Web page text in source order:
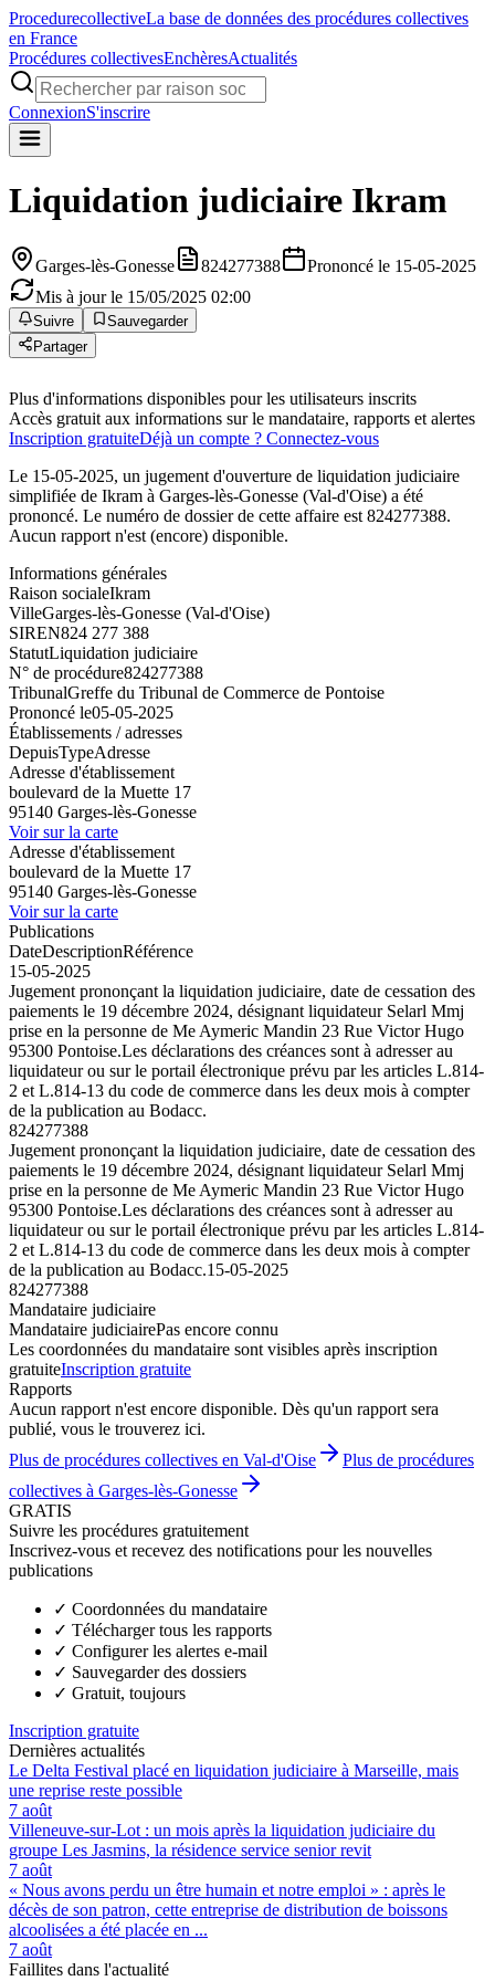
ProcedurecollectiveLa base de données des procédures collectives
en France
Procédures collectivesEnchèresActualités
ConnexionS'inscrire
Liquidation judiciaire Ikram
Garges-lès-Gonesse 824277388
Prononcé le 15-05-2025
Mis à jour le 15/05/2025 02:00
Suivre
Sauvegarder
Partager
Plus d'informations disponibles pour les utilisateurs inscrits
Accès gratuit aux informations sur le mandataire, rapports et alertes
Inscription gratuiteDéjà un compte ? Connectez-vous
Le 15-05-2025, un jugement d'ouverture de liquidation judiciaire
simplifiée de Ikram à Garges-lès-Gonesse (Val-d'Oise) a été
prononcé. Le numéro de dossier de cette affaire est 824277388.
Aucun rapport n'est (encore) disponible.
Informations générales
Raison socialeIkram
VilleGarges-lès-Gonesse (Val-d'Oise)
SIREN824 277 388
StatutLiquidation judiciaire
N° de procédure824277388
TribunalGreffe du Tribunal de Commerce de Pontoise
Prononcé le05-05-2025
Établissements / adresses
DepuisTypeAdresse
Adresse d'établissement
boulevard de la Muette 17
95140 Garges-lès-Gonesse
Voir sur la carte
Adresse d'établissement
boulevard de la Muette 17
95140 Garges-lès-Gonesse
Voir sur la carte
Publications
DateDescriptionRéférence
15-05-2025
Jugement prononçant la liquidation judiciaire, date de cessation des
paiements le 19 décembre 2024, désignant liquidateur Selarl Mmj
prise en la personne de Me Aymeric Mandin 23 Rue Victor Hugo
95300 Pontoise.Les déclarations des créances sont à adresser au
liquidateur ou sur le portail électronique prévu par les articles L.814-
2 et L.814-13 du code de commerce dans les deux mois à compter
de la publication au Bodacc.
824277388
Jugement prononçant la liquidation judiciaire, date de cessation des
paiements le 19 décembre 2024, désignant liquidateur Selarl Mmj
prise en la personne de Me Aymeric Mandin 23 Rue Victor Hugo
95300 Pontoise.Les déclarations des créances sont à adresser au
liquidateur ou sur le portail électronique prévu par les articles L.814-
2 et L.814-13 du code de commerce dans les deux mois à compter
de la publication au Bodacc.15-05-2025
824277388
Mandataire judiciaire
Mandataire judiciairePas encore connu
Les coordonnées du mandataire sont visibles après inscription
gratuiteInscription gratuite
Rapports
Aucun rapport n'est encore disponible. Dès qu'un rapport sera
publié, vous le trouverez ici.
Plus de procédures collectives en Val-d'Oise
Plus de procédures
collectives à Garges-lès-Gonesse
GRATIS
Suivre les procédures gratuitement
Inscrivez-vous et recevez des notifications pour les nouvelles
publications
✓ Coordonnées du mandataire
✓ Télécharger tous les rapports
✓ Configurer les alertes e-mail
✓ Sauvegarder des dossiers
✓ Gratuit, toujours
Inscription gratuite
Dernières actualités
Le Delta Festival placé en liquidation judiciaire à Marseille, mais
une reprise reste possible
7 août
Villeneuve-sur-Lot : un mois après la liquidation judiciaire du
groupe Les Jasmins, la résidence service senior revit
7 août
« Nous avons perdu un être humain et notre emploi » : après le
décès de son patron, cette entreprise de distribution de boissons
alcoolisées a été placée en ...
7 août
Faillites dans l'actualité